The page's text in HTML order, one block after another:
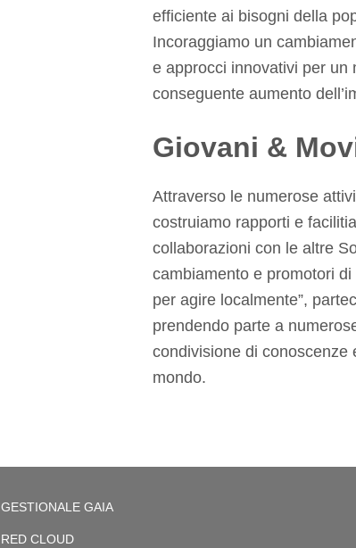
efficiente ai bisogni della
Incoraggiamo un
e approcci innovativi per un
conseguente aumento
Giovani &
Attraverso le numerose
costruiamo rapporti e
collaborazioni con le altre
cambiamento e promotori
per agire localmente”,
prendendo parte a
condivisione di conoscenze
mondo.
GESTIONALE GAIA
RED CLOUD